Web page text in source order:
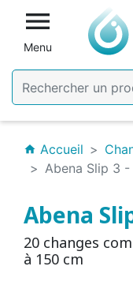

Menu
home Accueil
Abena Slip 3 -
Abena
20 changes
à 150 cm